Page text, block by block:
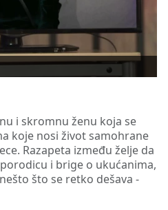
i skromnu ženu koja se
koje nosi život samohrane
Razapeta između želje da
i brige o ukućanima,
što se retko dešava -